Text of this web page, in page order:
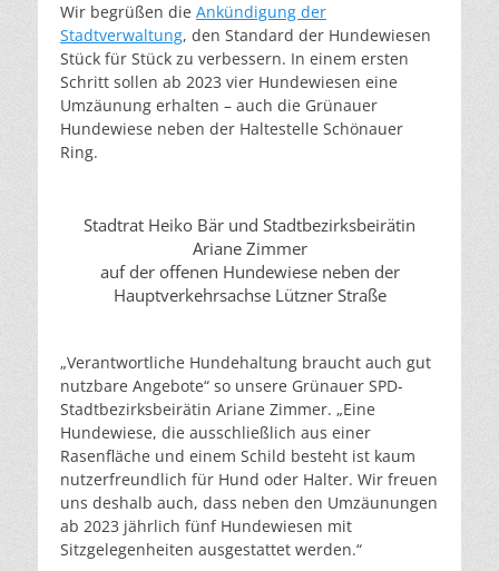
Wir begrüßen die Ankündigung der
Stadtverwaltung, den Standard der Hundewiesen
Stück für Stück zu verbessern. In einem ersten
Schritt sollen ab 2023 vier Hundewiesen eine
Umzäunung erhalten – auch die Grünauer
Hundewiese neben der Haltestelle Schönauer
Ring.
Stadtrat Heiko Bär und Stadtbezirksbeirätin
Ariane Zimmer
auf der offenen Hundewiese neben der
Hauptverkehrsachse Lützner Straße
„Verantwortliche Hundehaltung braucht auch gut
nutzbare Angebote“ so unsere Grünauer SPD-
Stadtbezirksbeirätin Ariane Zimmer. „Eine
Hundewiese, die ausschließlich aus einer
Rasenfläche und einem Schild besteht ist kaum
nutzerfreundlich für Hund oder Halter. Wir freuen
uns deshalb auch, dass neben den Umzäunungen
ab 2023 jährlich fünf Hundewiesen mit
Sitzgelegenheiten ausgestattet werden.“